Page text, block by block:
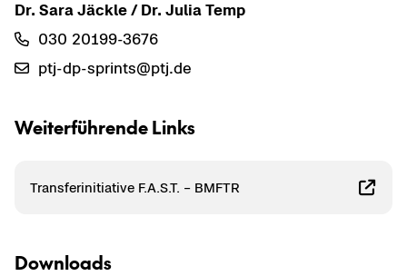
Dr. Sara Jäck­le / Dr. Julia Temp
030 20199-​3676
ptj-​dp-sprints@ptj.de
Wei­ter­füh­ren­de Links
Trans­fer­initia­ti­ve F.A.S.T. – BMFTR
Down­loads